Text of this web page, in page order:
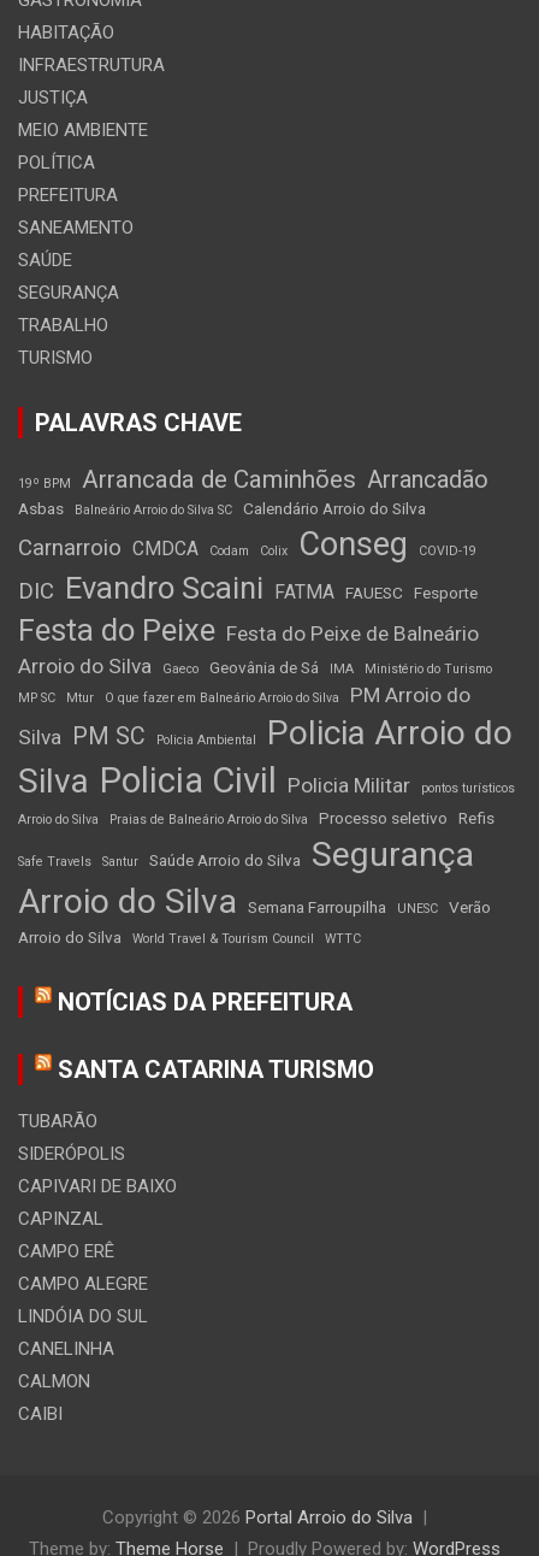
HABITAÇÃO
INFRAESTRUTURA
JUSTIÇA
MEIO AMBIENTE
POLÍTICA
PREFEITURA
SANEAMENTO
SAÚDE
SEGURANÇA
TRABALHO
TURISMO
PALAVRAS CHAVE
19º BPM Arrancada de Caminhões Arrancadão
Asbas Balneário Arroio do Silva SC Calendário Arroio do Silva
Carnarroio CMDCA Codam Colix Conseg COVID-19
DIC Evandro Scaini FATMA FAUESC Fesporte
Festa do Peixe Festa do Peixe de Balneário
Arroio do Silva
Gaeco Geovânia de Sá IMA
Ministério do Turismo
MP SC
Mtur O que fazer em Balneário Arroio do Silva
PM Arroio do
Silva PM SC Policia Ambiental
Policia Arroio do
Silva Policia Civil Policia Militar
pontos turísticos
Arroio do Silva
Praias de Balneário Arroio do Silva Processo seletivo Refis
Safe Travels Santur Saúde Arroio do Silva
Segurança
Arroio do Silva
Semana Farroupilha UNESC
Verão
Arroio do Silva
World Travel & Tourism Council WTTC
NOTÍCIAS DA PREFEITURA
SANTA CATARINA TURISMO
TUBARÃO
SIDERÓPOLIS
CAPIVARI DE BAIXO
CAPINZAL
CAMPO ERÊ
CAMPO ALEGRE
LINDÓIA DO SUL
CANELINHA
CALMON
CAIBI
Copyright © 2026 Portal Arroio do Silva
Theme by: Theme Horse Proudly Powered by: WordPress